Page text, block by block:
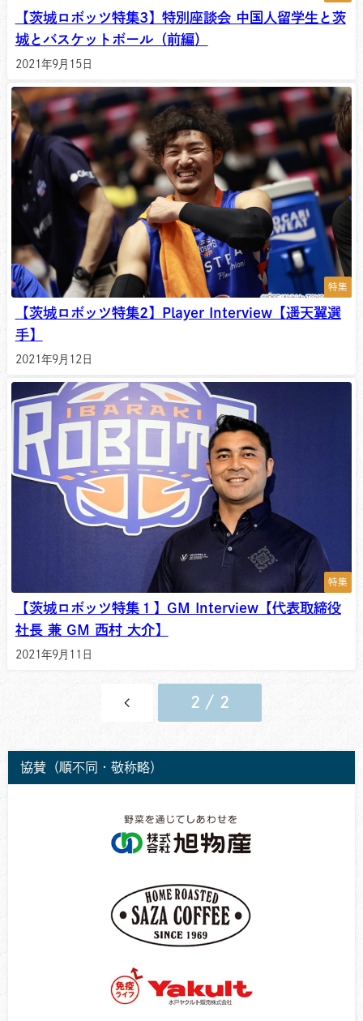
【茨城ロボッツ特集3】特別座談会 中国人留学生と茨
城とバスケットボール（前編）
2021年9月15日
特集
【茨城ロボッツ特集2】Player Interview【遥天翼選
手】
2021年9月12日
特集
【茨城ロボッツ特集１】GM Interview【代表取締役
社長 兼 GM 西村 大介】
2021年9月11日
2 / 2
協賛（順不同・敬称略）